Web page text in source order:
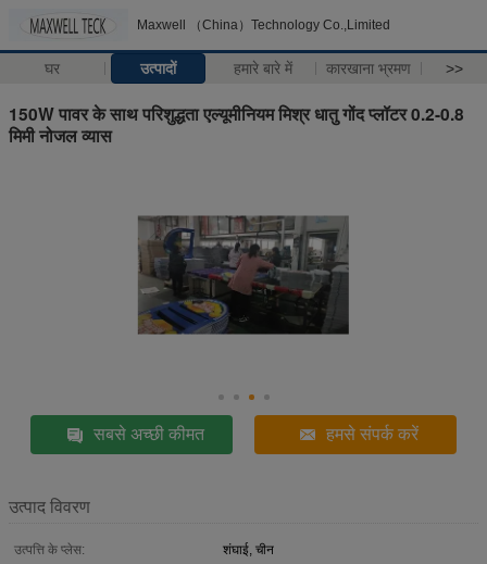
Maxwell （China）Technology Co.,Limited
घर उत्पादों हमारे बारे में कारखाना भ्रमण >>
150W पावर के साथ परिशुद्धता एल्यूमीनियम मिश्र धातु गोंद प्लॉटर 0.2-0.8
मिमी नोजल व्यास
सबसे अच्छी कीमत हमसे संपर्क करें
उत्पाद विवरण
उत्पत्ति के प्लेस:
शंघाई, चीन